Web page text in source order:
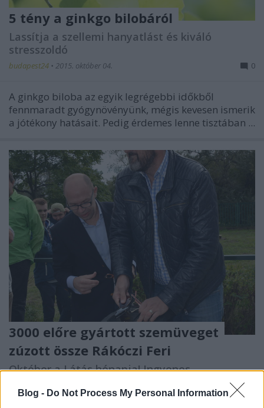
Blog - Do Not Process My Personal Information
5 tény a ginkgo bilobáról
Lassítja a szellemi hanyatlást és kiváló
stresszoldó
budapest24 • 2015. október 04. 0
A ginkgo biloba az egyik legrégebbi időkből
fennmaradt gyógynövényünk, mégis kevesen ismerik
a jótékony hatásait. Pedig érdemes lenne tisztában ...
3000 előre gyártott szemüveget
zúzott össze Rákóczi Feri
Október a Látás hónapja! Ingyenes
budapest24•2015. október 04.